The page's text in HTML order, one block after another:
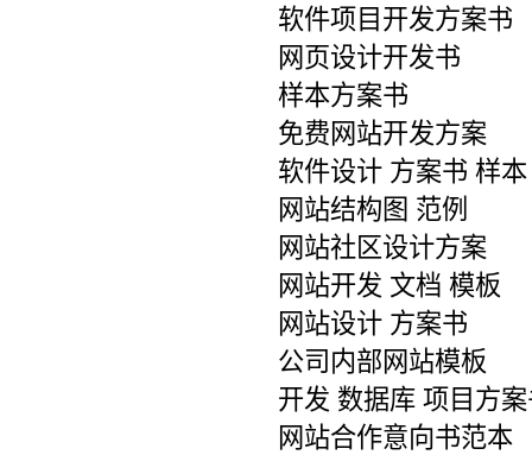
软件项目开发方案书
网页设计开发书
样本方案书
免费网站开发方案
软件设计 方案书 样本
网站结构图 范例
网站社区设计方案
网站开发 文档 模板
网站设计 方案书
公司内部网站模板
开发 数据库 项目方
网站合作意向书范本